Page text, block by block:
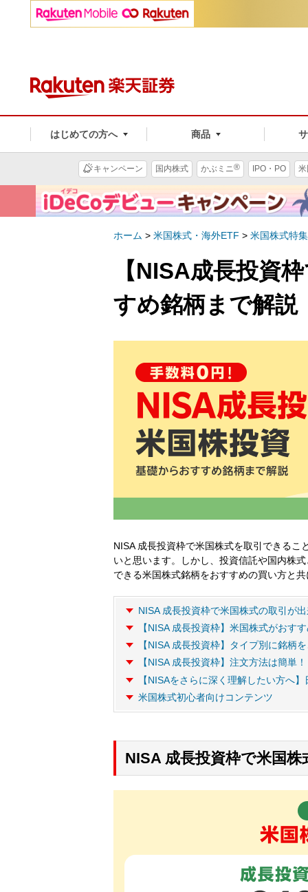
はじめての方へ 商品
キャンペーン 国内株式 かぶミニ® IPO・PO
ホーム > 米国株式・海外ETF > 米国株式特集
【NISA成長投資
すめ銘柄まで解説
NISA 成長投資枠で米国株式を取引できる
いと思います。しかし、投資信託や国内株
できる米国株式銘柄をおすすめの買い方と
NISA 成長投資枠で米国株式の取引が
【NISA 成長投資枠】米国株式がおす
【NISA 成長投資枠】タイプ別に銘柄
【NISA 成長投資枠】注文方法は簡単！
【NISAをさらに深く理解したい方へ
米国株式初心者向けコンテンツ
NISA 成長投資枠で米国